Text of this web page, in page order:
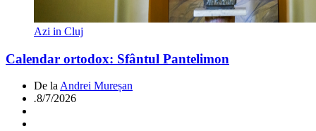
Azi in Cluj
Calendar ortodox: Sfântul Pantelimon
De la Andrei Mureșan
.8/7/2026